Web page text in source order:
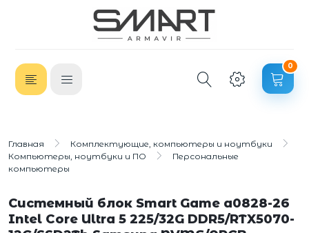
0
Главная
Комплектующие, компьютеры и ноутбуки
Компьютеры, ноутбуки и ПО
Персональные
компьютеры
Системный блок Smart Game a0828-26
Intel Core Ultra 5 225/32G DDR5/RTX5070-